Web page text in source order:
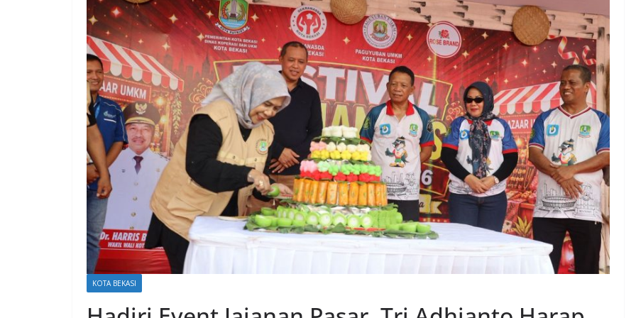
KOTA BEKASI